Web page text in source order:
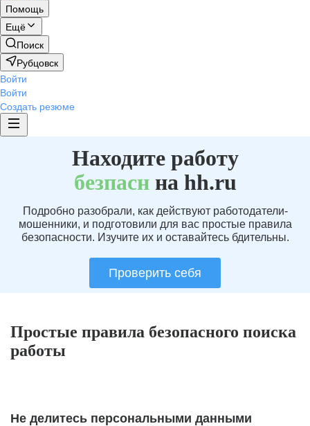
Помощь
Ещё
Поиск
Рубцовск
Войти
Войти
Создать резюме
Находите работу
безпаснна hh.ru
Подробно разобрали, как действуют работодатели-
мошенники, и подготовили для вас простые правила
безопасности. Изучите их и оставайтесь бдительны.
Проверить себя
Простые правила безопасного поиска
работы
Не делитесь персональными данными